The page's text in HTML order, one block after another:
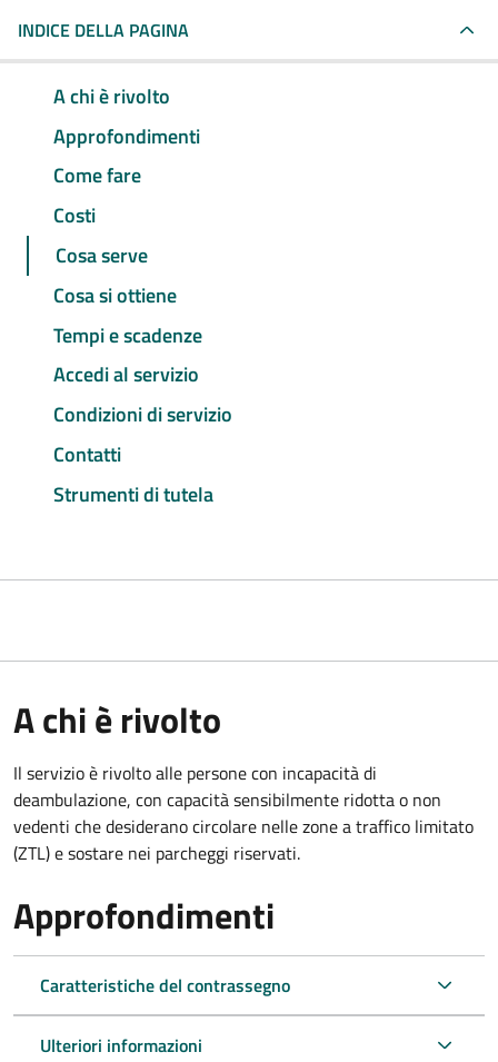
INDICE DELLA PAGINA
A chi è rivolto
Approfondimenti
Come fare
Costi
Cosa serve
Cosa si ottiene
Tempi e scadenze
Accedi al servizio
Condizioni di servizio
Contatti
Strumenti di tutela
A chi è rivolto
Il servizio è rivolto alle persone con incapacità di
deambulazione, con capacità sensibilmente ridotta o non
vedenti che desiderano circolare nelle zone a traffico limitato
(ZTL) e sostare nei parcheggi riservati.
Approfondimenti
Caratteristiche del contrassegno
Ulteriori informazioni